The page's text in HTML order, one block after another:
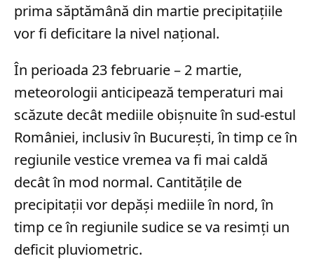
prima săptămână din martie precipitațiile
vor fi deficitare la nivel național.
În perioada 23 februarie – 2 martie,
meteorologii anticipează temperaturi mai
scăzute decât mediile obișnuite în sud-estul
României, inclusiv în București, în timp ce în
regiunile vestice vremea va fi mai caldă
decât în mod normal. Cantitățile de
precipitații vor depăși mediile în nord, în
timp ce în regiunile sudice se va resimți un
deficit pluviometric.